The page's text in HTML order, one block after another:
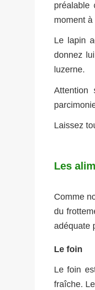
préalable
moment
Le lapin
donnez
luzerne.
Attention
Laissez
Les
Comme
du
adéquate
Le foin
Le foin
fraîche.